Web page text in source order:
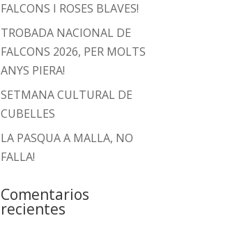
FALCONS I ROSES BLAVES!
TROBADA NACIONAL DE
FALCONS 2026, PER MOLTS
ANYS PIERA!
SETMANA CULTURAL DE
CUBELLES
LA PASQUA A MALLA, NO
FALLA!
Comentarios
recientes